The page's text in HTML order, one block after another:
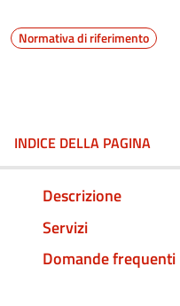
Normativa di riferimento
INDICE DELLA PAGINA
Descrizione
Servizi
Domande frequenti